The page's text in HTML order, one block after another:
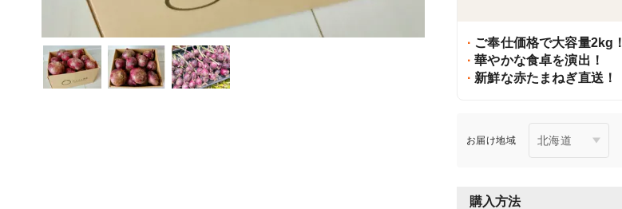
ご奉仕価格で大容量2kg！
華やかな食卓を演出！
新鮮な赤たまねぎ直送！
お届け地域
購入方法